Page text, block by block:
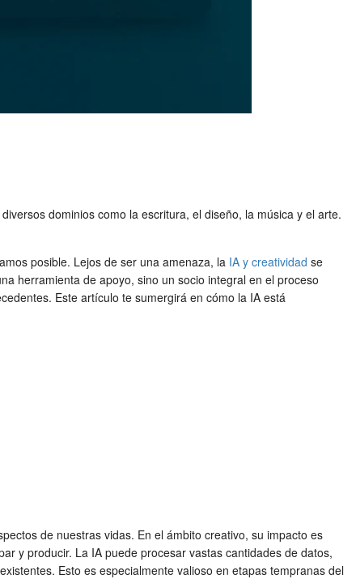
dominios como la escritura, el diseño, la música y el arte.
posible. Lejos de ser una amenaza, la IA y creatividad se
herramienta de apoyo, sino un socio integral en el proceso
Este artículo te sumergirá en cómo la IA está
de nuestras vidas. En el ámbito creativo, su impacto es
y producir. La IA puede procesar vastas cantidades de datos,
Esto es especialmente valioso en etapas tempranas del